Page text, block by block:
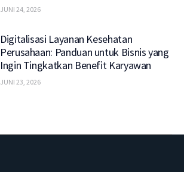
JUNI 24, 2026
Digitalisasi Layanan Kesehatan
Perusahaan: Panduan untuk Bisnis yang
Ingin Tingkatkan Benefit Karyawan
JUNI 23, 2026